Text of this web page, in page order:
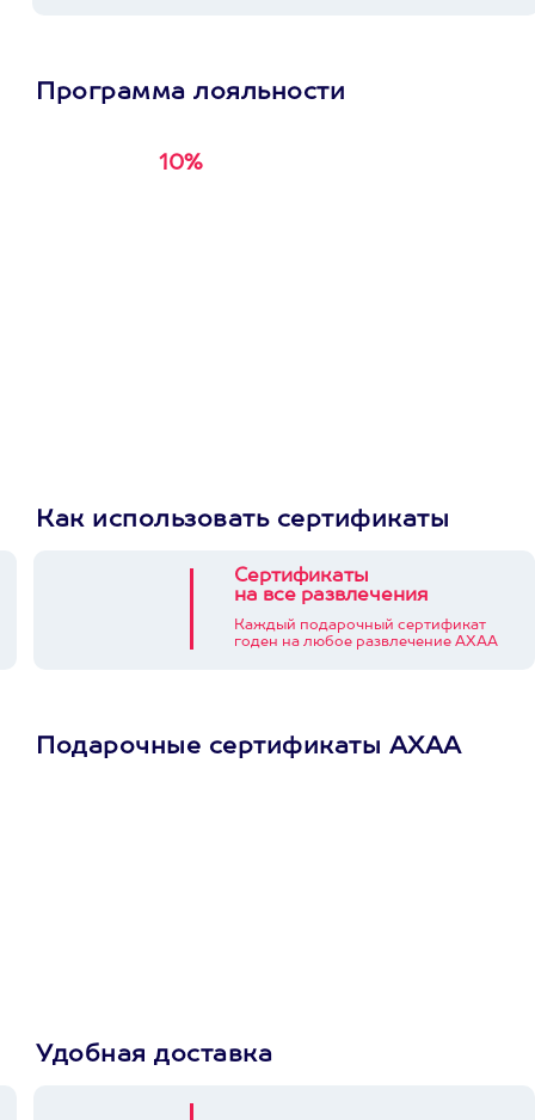
Программа лояльности
10%
Как использовать сертификаты
Сертификаты
на все развлечения
Каждый подарочный сертификат
годен на любое развлечение АХАА
Подарочные сертификаты АХАА
Удобная доставка